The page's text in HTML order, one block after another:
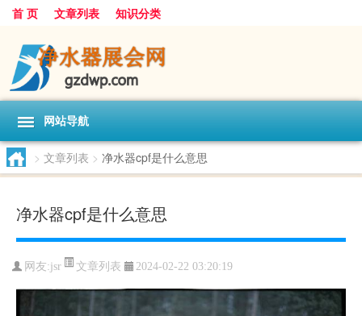
首 页 文章列表 知识分类
网站导航
> 文章列表 > 净水器cpf是什么意思
净水器cpf是什么意思
网友:jsr 文章列表 2024-02-22 03:20:19